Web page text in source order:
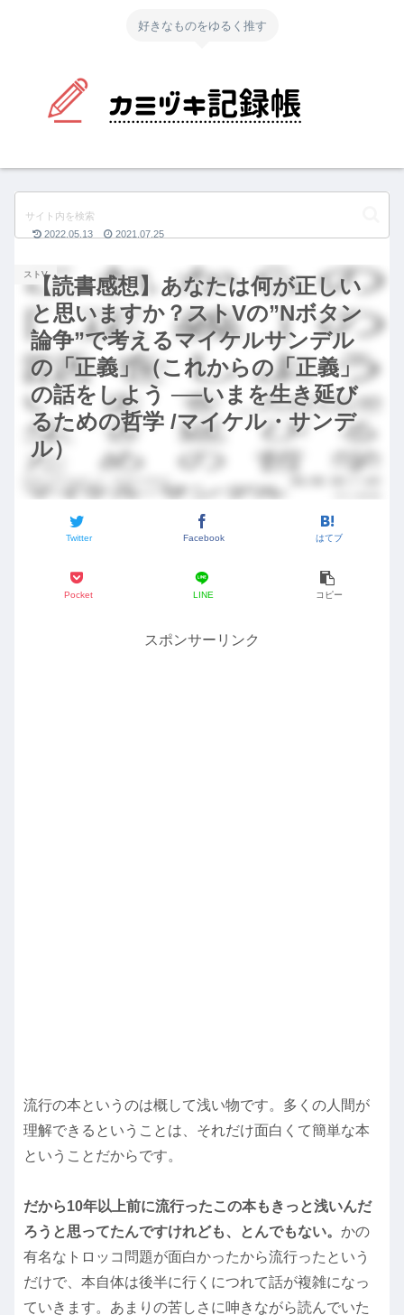
好きなものをゆるく推す
【読書感想】あなたは何が正しい
と思いますか？ストVの”Nボタン
論争”で考えるマイケルサンデル
の「正義」（これからの「正義」
の話をしよう ──いまを生き延び
るための哲学 /マイケル・サンデ
ル）
ストV
Twitter Facebook はてブ
Pocket LINE コピー
2022.05.13 2021.07.25
スポンサーリンク
流行の本というのは概して浅い物です。多くの人間が
理解できるということは、それだけ面白くて簡単な本
ということだからです。
だから10年以上前に流行ったこの本もきっと浅いんだ
ろうと思ってたんですけれども、とんでもない。 かの
有名なトロッコ問題が面白かったから流行ったという
だけで、本自体は後半に行くにつれて話が複雑になっ
ていきます。あまりの苦しさに呻きながら読んでいた